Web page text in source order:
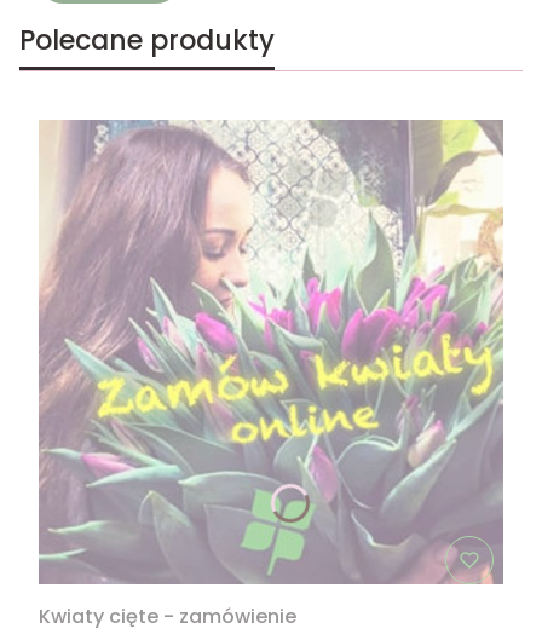
Polecane produkty
Kwiaty cięte - zamówienie